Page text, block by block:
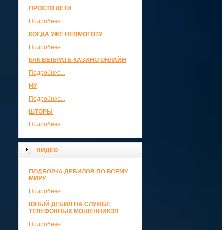
ПРОСТО ДЕТИ
Подробнее...
КОГДА УЖЕ НЕВМОГОТУ
Подробнее...
КАК ВЫБРАТЬ КАЗИНО ОНЛАЙН
Подробнее...
НУ
Подробнее...
ШТОРЫ
Подробнее...
ВИДЕО
ПОДБОРКА ДЕБИЛОВ ПО ВСЕМУ
МИРУ
Подробнее...
ЮНЫЙ ДЕБИЛ НА СЛУЖБЕ
ТЕЛЕФОННЫХ МОШЕННИКОВ
Подробнее...